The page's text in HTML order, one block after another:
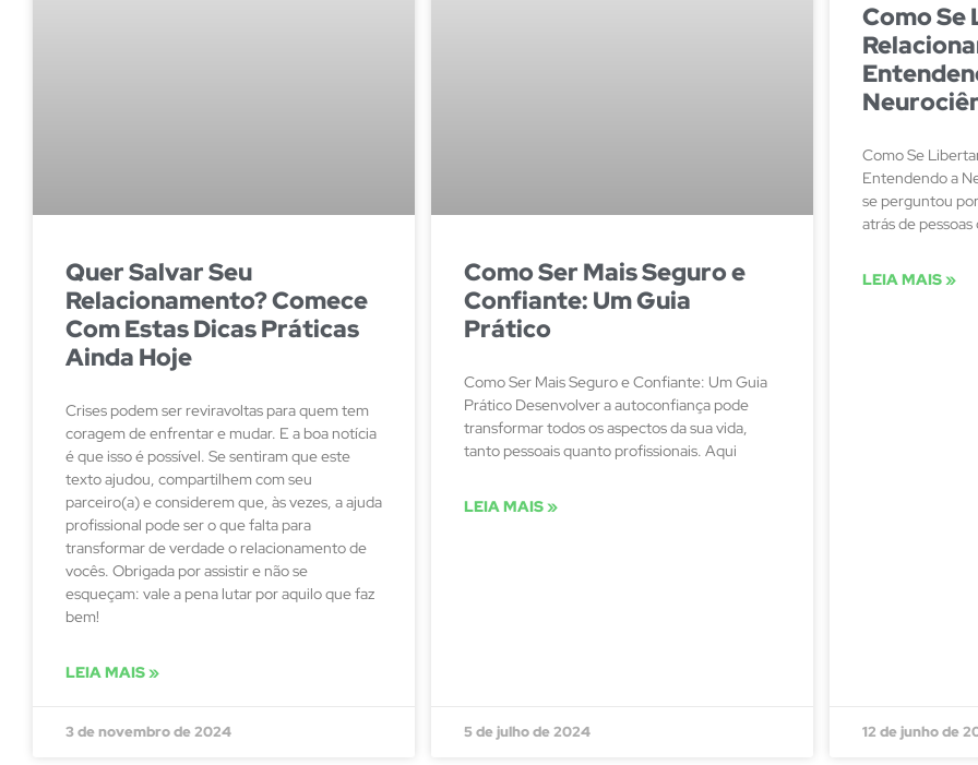
Quer Salvar Seu
Relacionamento? Comece
Com Estas Dicas Práticas
Ainda Hoje
Crises podem ser reviravoltas para quem tem
coragem de enfrentar e mudar. E a boa notícia
é que isso é possível. Se sentiram que este
texto ajudou, compartilhem com seu
parceiro(a) e considerem que, às vezes, a ajuda
profissional pode ser o que falta para
transformar de verdade o relacionamento de
vocês. Obrigada por assistir e não se
esqueçam: vale a pena lutar por aquilo que faz
bem!
LEIA MAIS »
3 de novembro de 2024
Como Ser Mais Seguro e
Confiante: Um Guia
Prático
Como Ser Mais Seguro e Confiante: Um Guia
Prático Desenvolver a autoconfiança pode
transformar todos os aspectos da sua vida,
tanto pessoais quanto profissionais. Aqui
LEIA MAIS »
5 de julho de 2024
Como
Como Se
Entendendo a
se perguntou
atrás de pessoas
LEIA MAIS »
12 de junho de